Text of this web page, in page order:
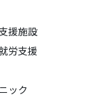
援施設
労支援
ック